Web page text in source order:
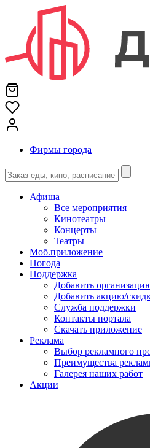
Фирмы города
Афиша
Все мероприятия
Кинотеатры
Концерты
Театры
Моб.приложение
Погода
Поддержка
Добавить
Добавить акцию/
Служба поддержки
Контакты портала
Скачать приложение
Реклама
Выбор рекламного
Преимущества
Галерея наших работ
Акции